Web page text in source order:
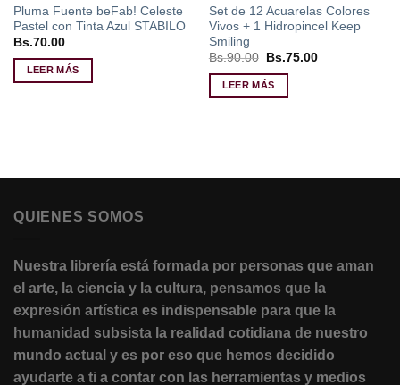
Pluma Fuente beFab! Celeste
Pastel con Tinta Azul STABILO
Bs.70.00
LEER MÁS
Set de 12 Acuarelas Colores
Vivos + 1 Hidropincel Keep
Smiling
Bs.90.00
El
original
era:
Bs.75.00El
LEER MÁS
QUIENES SOMOS
Nuestra librería está formada por personas que aman
el arte, la ciencia y la cultura, pensamos que la
expresión artística es indispensable para que la
humanidad subsista la realidad cotidiana de nuestro
mundo actual y es por eso que hemos decidido
ayudarte a ti a contar con las herramientas y medios